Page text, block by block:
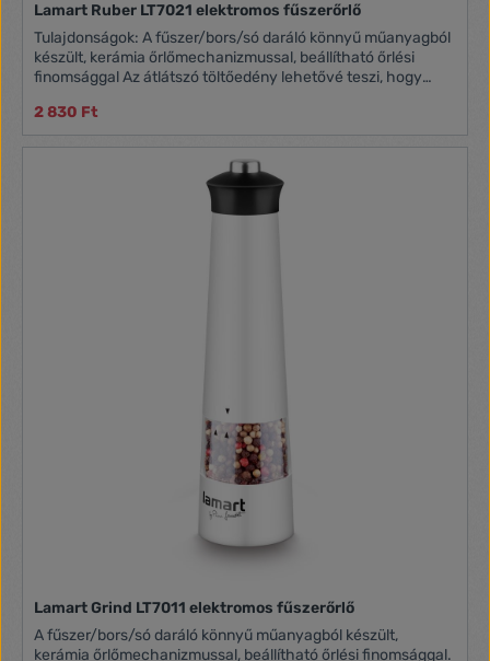
Lamart Ruber LT7021 elektromos fűszerőrlő
Tulajdonságok: A fűszer/bors/só daráló könnyű műanyagból
készült, kerámia őrlőmechanizmussal, beállítható őrlési
finomsággal Az átlátszó töltőedény lehetővé teszi, hogy
kezelhető egy gomb megnyomása után A daráló motorja 4x
AA elemmel működik (a csomag nem tartalmazza)
2 830 Ft
Lamart Grind LT7011 elektromos fűszerőrlő
A fűszer/bors/só daráló könnyű műanyagból készült,
kerámia őrlőmechanizmussal, beállítható őrlési finomsággal.